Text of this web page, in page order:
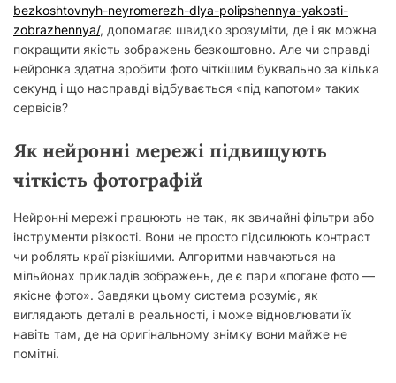
bezkoshtovnyh-neyromerezh-dlya-polipshennya-yakosti-
zobrazhennya/, допомагає швидко зрозуміти, де і як можна
покращити якість зображень безкоштовно. Але чи справді
нейронка здатна зробити фото чіткішим буквально за кілька
секунд і що насправді відбувається «під капотом» таких
сервісів?
Як нейронні мережі підвищують
чіткість фотографій
Нейронні мережі працюють не так, як звичайні фільтри або
інструменти різкості. Вони не просто підсилюють контраст
чи роблять краї різкішими. Алгоритми навчаються на
мільйонах прикладів зображень, де є пари «погане фото —
якісне фото». Завдяки цьому система розуміє, як
виглядають деталі в реальності, і може відновлювати їх
навіть там, де на оригінальному знімку вони майже не
помітні.